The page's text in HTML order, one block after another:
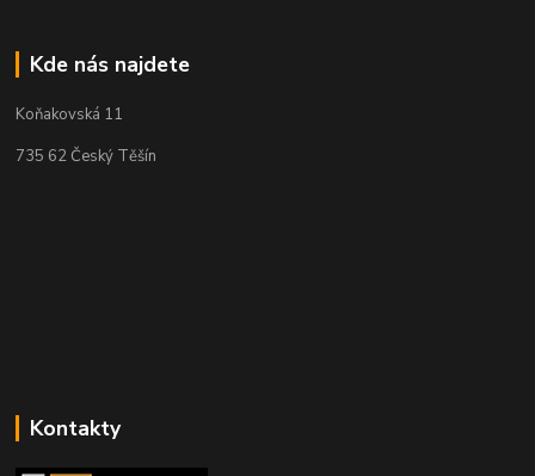
Kde nás najdete
Koňakovská 11
735 62 Český Těšín
Kontakty